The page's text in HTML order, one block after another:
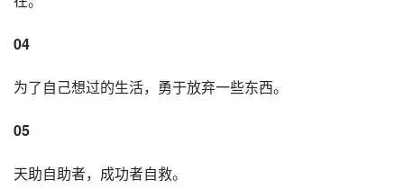
04
为了自己想过的生活，勇于放弃一些东西。
05
天助自助者，成功者自救。